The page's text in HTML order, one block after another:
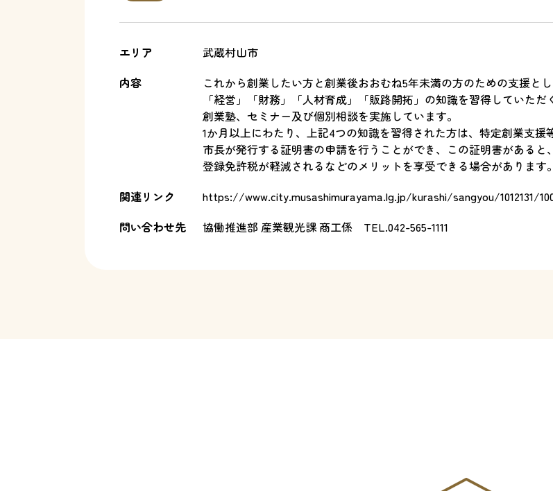
エリア
武蔵村山市
内容
これから創業したい方と創業後おおむね5年未満の方のための支援とし
「経営」「財務」「人材育成」「販路開拓」の知識を習得していただ
創業塾、セミナー及び個別相談を実施しています。
1か月以上にわたり、上記4つの知識を習得された方は、特定創業支援
市長が発行する証明書の申請を行うことができ、この証明書があると、
登録免許税が軽減されるなどのメリットを享受できる場合があります。
関連リンク
https://www.city.musashimurayama.lg.jp/kurashi/sangyou/1012131/
問い合わせ先
協働推進部 産業観光課 商工係 TEL.042-565-1111